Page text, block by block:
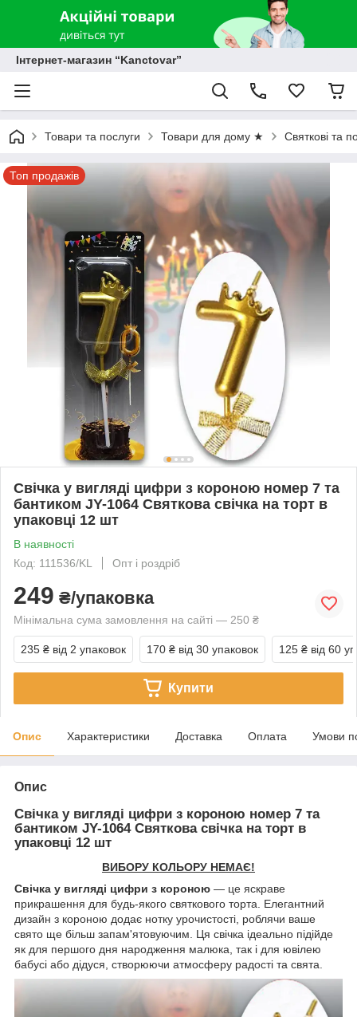
Інтернет-магазин “Kanctovar”
Товари та послуги Товари для дому ★ Святкові та
Топ продажів
Свічка у вигляді цифри з короною номер 7 та
бантиком JY-1064 Святкова свічка на торт в
упаковці 12 шт
В наявності
Код: 111536/KL
Опт і роздріб
249 ₴/упаковка
Мінімальна сума замовлення на сайті — 250 ₴
235 ₴ від 2 упаковок 170 ₴ від 30 упаковок 125 ₴ від 60
Купити
Опис Характеристики Доставка Оплата Умови
Опис
Свічка у вигляді цифри з короною номер 7 та
бантиком JY-1064 Святкова свічка на торт в
упаковці 12 шт
ВИБОРУ КОЛЬОРУ НЕМАЄ!
Свічка у вигляді цифри з короною — це яскраве
прикрашення для будь-якого святкового торта. Елегантний
дизайн з короною додає нотку урочистості, роблячи ваше
свято ще більш запам'ятовуючим. Ця свічка ідеально підійде
як для першого дня народження малюка, так і для ювілею
бабусі або дідуся, створюючи атмосферу радості та свята.